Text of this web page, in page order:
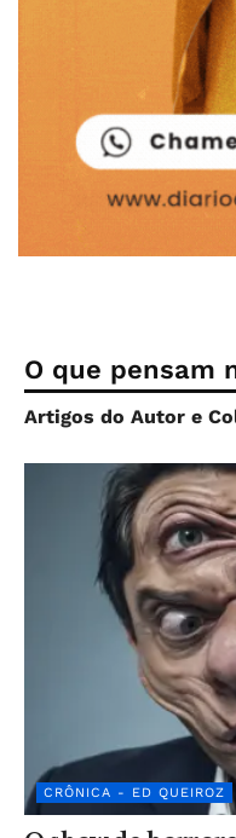
O que pensam
Artigos do Autor e
CRÔNICA - ED QUEIROZ